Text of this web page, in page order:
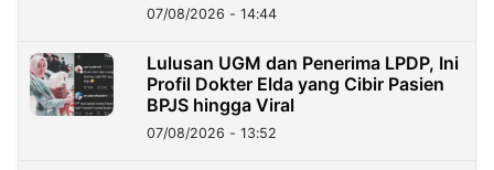
07/08/2026 - 14:44
Lulusan UGM dan Penerima LPDP, Ini
Profil Dokter Elda yang Cibir Pasien
BPJS hingga Viral
07/08/2026 - 13:52